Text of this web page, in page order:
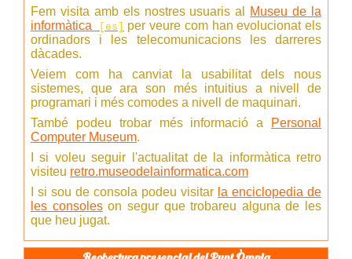
Fem visita amb els nostres usuaris al
Museu de la
informàtica
per veure com han evolucionat els
ordinadors i les telecomunicacions les darreres
dàcades.
Veiem com ha canviat la usabilitat dels nous
sistemes, que ara son més intuitius a nivell de
programari i més comodes a nivell de maquinari.
També podeu trobar més informació a
Personal
Computer Museum.
I si voleu seguir l'actualitat de la informàtica retro
visiteu retro.museodelainformatica.com
I si sou de consola podeu visitar la enciclopedia de
les consoleson segur que trobareu alguna de les
que heu jugat.